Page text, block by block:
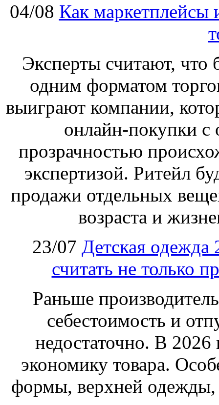
04/08 Как маркетплейсы
Эксперты считают, что
одним форматом
выиграют компании,
онлайн-покупки с
прозрачностью
экспертизой. Ритейл
продажи отдельных
возраста и
23/07 Детская
считать не только
Раньше
себестоимость и
недостаточно. В
экономику товара.
формы, верхней одежды,